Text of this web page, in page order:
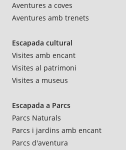
Aventures a coves
Aventures amb trenets
Escapada cultural
Visites amb encant
Visites al patrimoni
Visites a museus
Escapada a Parcs
Parcs Naturals
Parcs i jardins amb encant
Parcs d'aventura